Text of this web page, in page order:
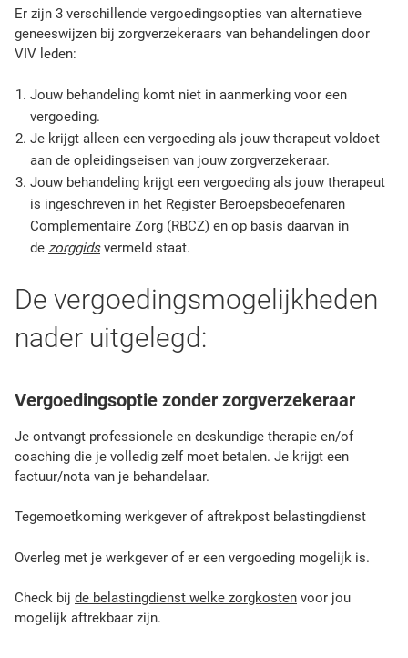
Er zijn 3 verschillende vergoedingsopties van alternatieve
geneeswijzen bij zorgverzekeraars van behandelingen door
VIV leden:
Jouw behandeling komt niet in aanmerking voor een
vergoeding.
Je krijgt alleen een vergoeding als jouw therapeut voldoet
aan de opleidingseisen van jouw zorgverzekeraar.
Jouw behandeling krijgt een vergoeding als jouw therapeut
is ingeschreven in het Register Beroepsbeoefenaren
Complementaire Zorg (RBCZ) en op basis daarvan in
de zorggidsvermeld staat.
De vergoedingsmogelijkheden
nader uitgelegd:
Vergoedingsoptie zonder zorgverzekeraar
Je ontvangt professionele en deskundige therapie en/of
coaching die je volledig zelf moet betalen. Je krijgt een
factuur/nota van je behandelaar.
Tegemoetkoming werkgever of aftrekpost belastingdienst
Overleg met je werkgever of er een vergoeding mogelijk is.
Check bij de belastingdienst welke zorgkosten voor jou
mogelijk aftrekbaar zijn.